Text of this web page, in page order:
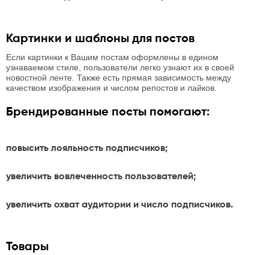
Картинки и шаблоны для постов
Если картинки к Вашим постам оформлены в едином
узнаваемом стиле, пользователи легко узнают их в своей
новостной ленте. Также есть прямая зависимость между
качеством изображения и числом репостов и лайков.
Брендированные посты помогают:
повысить лояльность подписчиков;
увеличить вовлеченность пользователей;
увеличить охват аудитории и число подписчиков.
Товары